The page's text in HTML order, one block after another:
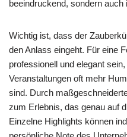
beeindruckend, sondern auch
Wichtig ist, dass der
den Anlass eingeht. Für eine
professionell und elegant
Veranstaltungen oft mehr
sind. Durch
zum Erlebnis, das genau auf
Einzelne Highlights können